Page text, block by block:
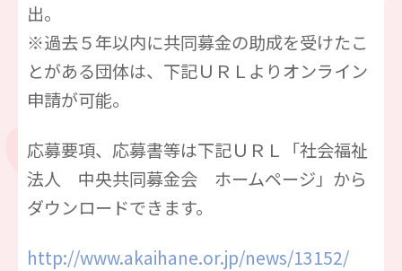
出。
※過去５年以内に共同募金の助成を受けたこ
とがある団体は、下記ＵＲＬよりオンライン
申請が可能。
応募要項、応募書等は下記ＵＲＬ「社会福祉
法人 中央共同募金会 ホームページ」から
ダウンロードできます。
http://www.akaihane.or.jp/news/13152/